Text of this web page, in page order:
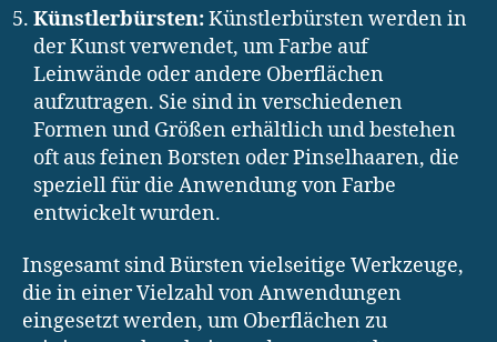
Künstlerbürsten:Künstlerbürsten werden in
der Kunst verwendet, um Farbe auf
Leinwände oder andere Oberflächen
aufzutragen. Sie sind in verschiedenen
Formen und Größen erhältlich und bestehen
oft aus feinen Borsten oder Pinselhaaren, die
speziell für die Anwendung von Farbe
entwickelt wurden.
Insgesamt sind Bürsten vielseitige Werkzeuge,
die in einer Vielzahl von Anwendungen
eingesetzt werden, um Oberflächen zu